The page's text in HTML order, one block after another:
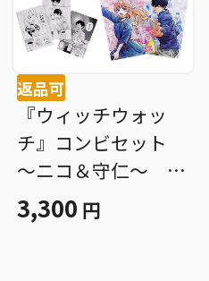
返品可
『ウィッチウォッ
チ』コンビセット
～ニコ＆守仁～ Ｂ
Ｅ４−ＪＦ
3,300 円